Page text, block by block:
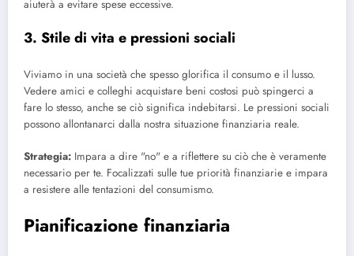
aiuterà a evitare spese eccessive.
3. Stile di vita e pressioni sociali
Viviamo in una società che spesso glorifica il consumo e il lusso.
Vedere amici e colleghi acquistare beni costosi può spingerci a
fare lo stesso, anche se ciò significa indebitarsi. Le pressioni sociali
possono allontanarci dalla nostra situazione finanziaria reale.
Strategia: Impara a dire "no" e a riflettere su ciò che è veramente
necessario per te. Focalizzati sulle tue priorità finanziarie e impara
a resistere alle tentazioni del consumismo.
Pianificazione finanziaria